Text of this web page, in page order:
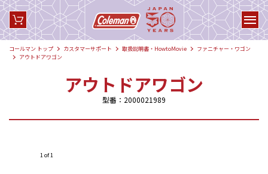
コールマン トップ カスタマーサポート 取扱説明書・HowtoMovie
ファニチャー・ワゴン
アウトドアワゴン
アウトドアワゴン
型番：2000021989
1 of 1